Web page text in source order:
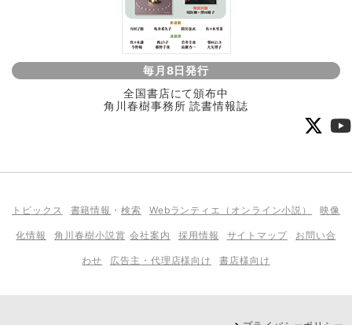
毎月8日発行
全国書店にて頒布中
角川春樹事務所 読書情報誌
トピックス 書籍情報 ・検索 Webランティエ（オンライン小説） 映像
化情報 角川春樹小説賞 会社案内 採用情報 サイトマップ お問い合
わせ 広告主・代理店様向け 書店様向け